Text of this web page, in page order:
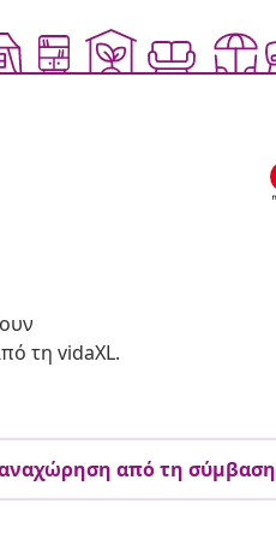
τη vidaXL.
από τη σύμβαση